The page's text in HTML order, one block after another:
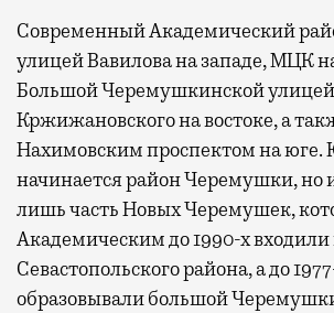
Современный Академический
улицей Вавилова на западе, МЦК
Большой Черемушкинской
Кржижановского на востоке, а
Нахимовским проспектом на
начинается район Черемушки, но
лишь часть Новых Черемушек,
Академическим до 1990-х
Севастопольского района, а до
образовывали большой